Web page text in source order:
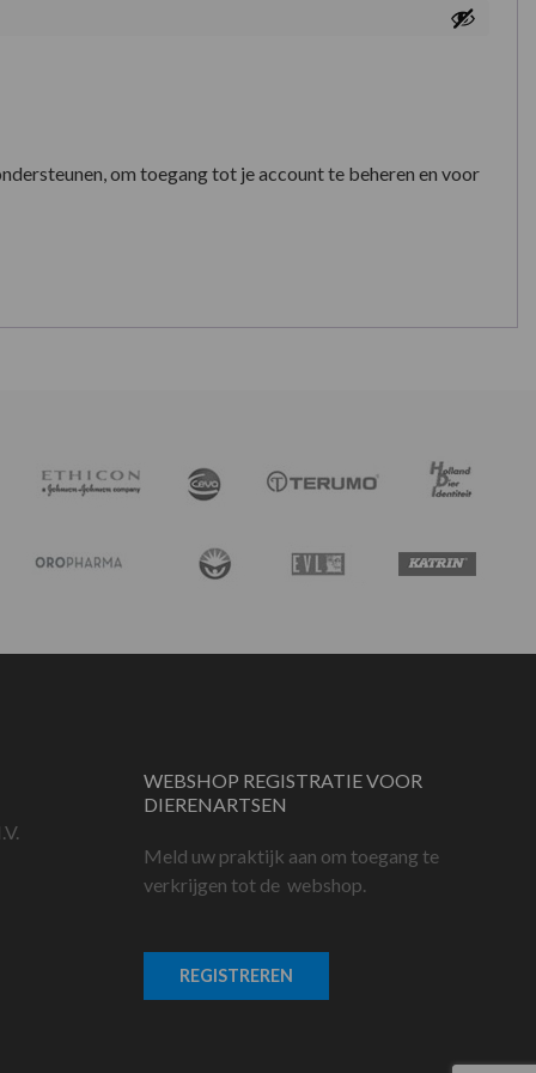
om toegang tot je account te beheren en voor
WEBSHOP REGISTRATIE VOOR
DIERENARTSEN
Meld uw praktijk aan om toegang te
verkrijgen tot de webshop.
REGISTREREN